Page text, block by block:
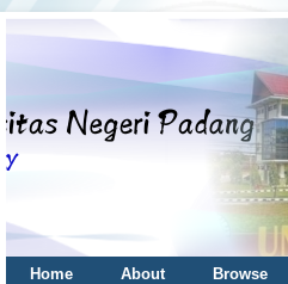
Home About Browse